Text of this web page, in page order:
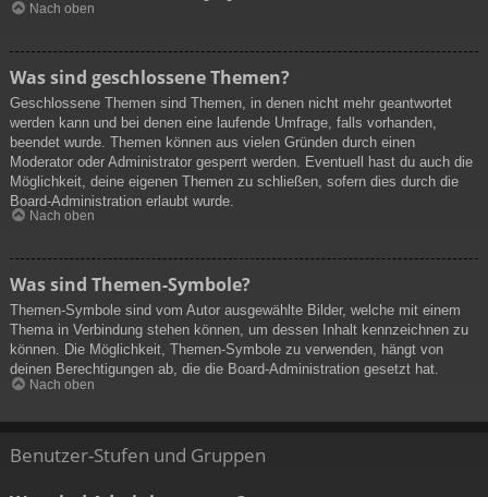
Nach oben
Was sind geschlossene Themen?
Geschlossene Themen sind Themen, in denen nicht mehr geantwortet
werden kann und bei denen eine laufende Umfrage, falls vorhanden,
beendet wurde. Themen können aus vielen Gründen durch einen
Moderator oder Administrator gesperrt werden. Eventuell hast du auch die
Möglichkeit, deine eigenen Themen zu schließen, sofern dies durch die
Board-Administration erlaubt wurde.
Nach oben
Was sind Themen-Symbole?
Themen-Symbole sind vom Autor ausgewählte Bilder, welche mit einem
Thema in Verbindung stehen können, um dessen Inhalt kennzeichnen zu
können. Die Möglichkeit, Themen-Symbole zu verwenden, hängt von
deinen Berechtigungen ab, die die Board-Administration gesetzt hat.
Nach oben
Benutzer-Stufen und Gruppen